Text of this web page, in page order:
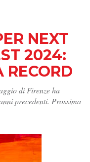
NEXT
2024:
RECORD
di Firenze ha
precedenti. Prossima